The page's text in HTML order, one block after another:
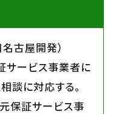
古屋開発）
サービス事業者に
談に対応する。
保証サービス事